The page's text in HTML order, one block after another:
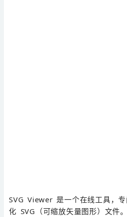
SVG Viewer 是一个在线工具，
化 SVG（可缩放矢量图形）文件